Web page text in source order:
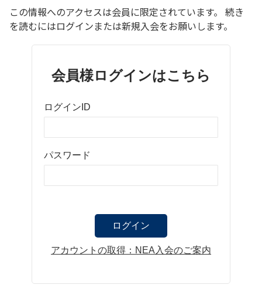
お問い合わせ
この情報へのアクセスは会員に限定されています。 続き
を読むにはログインまたは新規入会をお願いします。
会員様ログインはこちら
ログインID
パスワード
アカウントの取得：NEA入会のご案内